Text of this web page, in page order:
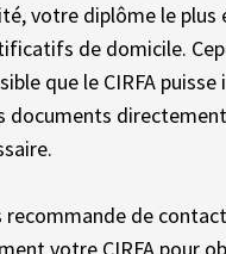
votre diplôme le plus
de domicile.
que le CIRFA
documents
recommande de